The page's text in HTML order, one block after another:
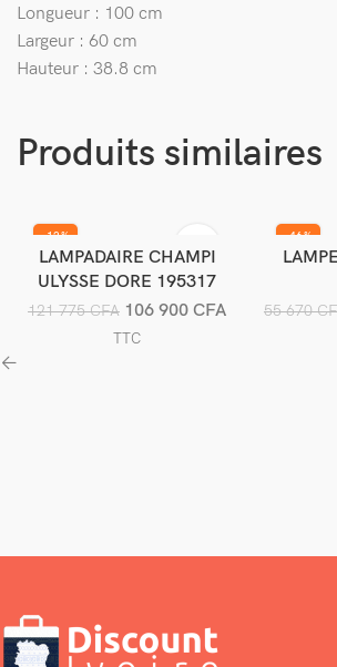
Longueur : 100 cm
Largeur : 60 cm
Hauteur : 38.8 cm
Produits similaires
-12%
Ajouter au panier
LAMPADAIRE CHAMPI
ULYSSE DORE 195317
121 775CFA 106 900 CFA
TTC
-46%
55 670